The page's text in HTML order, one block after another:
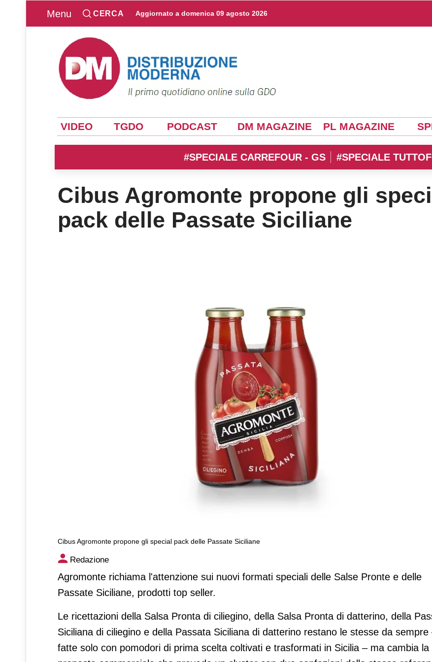
Menu CERCA Aggiornato a domenica 09 agosto 2026
VIDEO TGDO PODCAST DM MAGAZINE PL MAGAZINE
#SPECIALE CARREFOUR - GS #SPECIALE
Cibus Agromonte propone gli
pack delle Passate Siciliane
Cibus Agromonte propone gli special pack delle Passate Siciliane
Cibus Agromonte propone gli special pack delle Passate Siciliane
Redazione
Agromonte richiama l'attenzione sui nuovi formati speciali delle Salse Pronte e delle
Passate Siciliane, prodotti top seller.
Le ricettazioni della Salsa Pronta di ciliegino, della Salsa Pronta di datterino, della
Siciliana di ciliegino e della Passata Siciliana di datterino restano le stesse da sempre
fatte solo con pomodori di prima scelta coltivati e trasformati in Sicilia – ma cambia la